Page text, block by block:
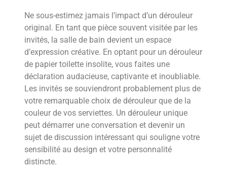
Ne sous-estimez jamais l’impact d’un dérouleur
original. En tant que pièce souvent visitée par les
invités, la salle de bain devient un espace
d’expression créative. En optant pour un dérouleur
de papier toilette insolite, vous faites une
déclaration audacieuse, captivante et inoubliable.
Les invités se souviendront probablement plus de
votre remarquable choix de dérouleur que de la
couleur de vos serviettes. Un dérouleur unique
peut démarrer une conversation et devenir un
sujet de discussion intéressant qui souligne votre
sensibilité au design et votre personnalité
distincte.